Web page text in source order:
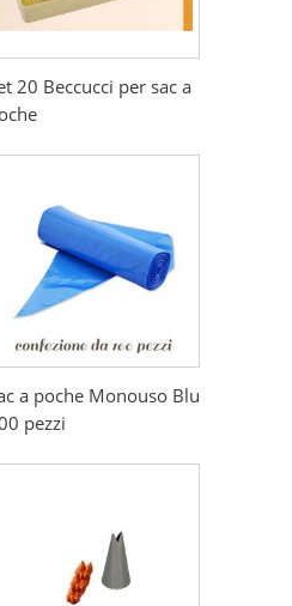
20 Beccucci per sac a
a poche Monouso Blu
pezzi